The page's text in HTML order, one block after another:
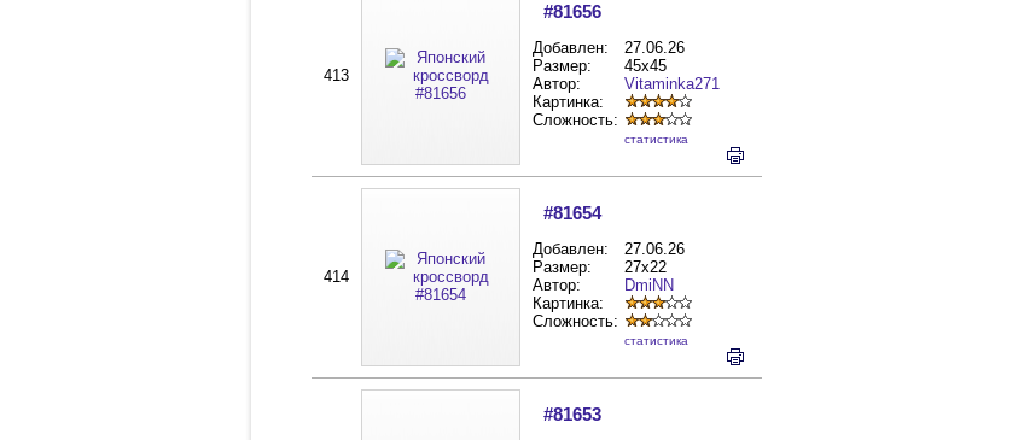
413
#81656
Добавлен:
27.06.26
Размер:
45x45
Автор:
Vitaminka271
Картинка:
Сложность:
cтатистика
414
#81654
Добавлен:
27.06.26
Размер:
27x22
Автор:
DmiNN
Картинка:
Сложность:
cтатистика
#81653